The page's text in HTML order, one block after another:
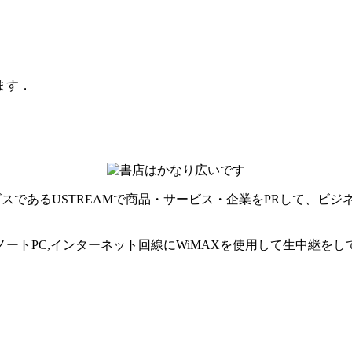
．
であるUSTREAMで商品・サービス・企業をPRして、ビ
トPC,インターネット回線にWiMAXを使用して生中継を